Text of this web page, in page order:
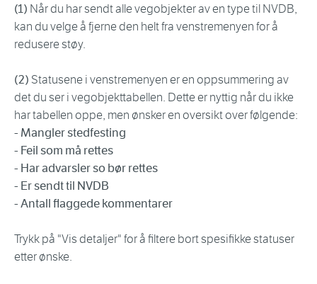
(1) Når du har sendt alle vegobjekter av en type til NVDB,
kan du velge å fjerne den helt fra venstremenyen for å
redusere støy.
(2) Statusene i venstremenyen er en oppsummering av
det du ser i vegobjekttabellen. Dette er nyttig når du ikke
har tabellen oppe, men ønsker en oversikt over følgende:
- Mangler stedfesting
- Feil som må rettes
- Har advarsler so bør rettes
- Er sendt til NVDB
- Antall flaggede kommentarer
Trykk på "Vis detaljer" for å filtere bort spesifikke statuser
etter ønske.